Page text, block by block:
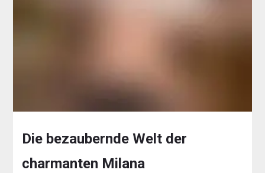
Die bezaubernde Welt der
charmanten Milana